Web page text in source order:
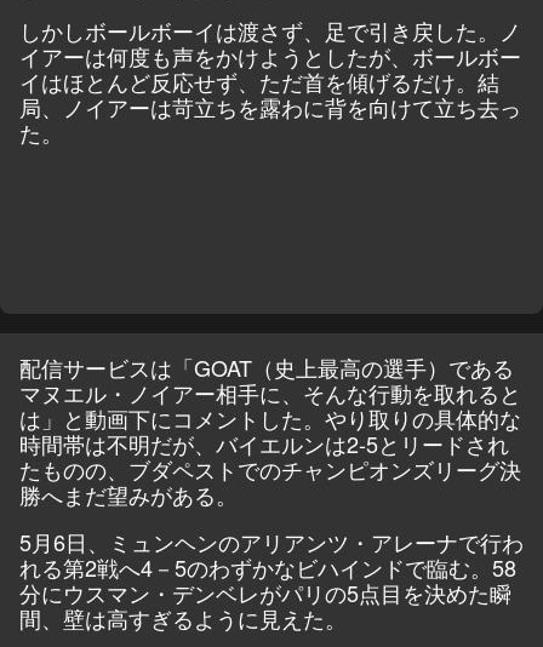
しかしボールボーイは渡さず、足で引き戻した。ノ
イアーは何度も声をかけようとしたが、ボールボー
イはほとんど反応せず、ただ首を傾げるだけ。結
局、ノイアーは苛立ちを露わに背を向けて立ち去っ
た。
配信サービスは「GOAT（史上最高の選手）である
マヌエル・ノイアー相手に、そんな行動を取れると
は」と動画下にコメントした。やり取りの具体的な
時間帯は不明だが、バイエルンは2-5とリードされ
たものの、ブダペストでのチャンピオンズリーグ決
勝へまだ望みがある。
5月6日、ミュンヘンのアリアンツ・アレーナで行わ
れる第2戦へ4－5のわずかなビハインドで臨む。58
分にウスマン・デンベレがパリの5点目を決めた瞬
間、壁は高すぎるように見えた。